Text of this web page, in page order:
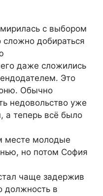
с выбором
добираться
даже сложились
Это
Обычно
недовольство уже
а теперь всё было
месте молодые
но потом София
чаще задержив
должность в